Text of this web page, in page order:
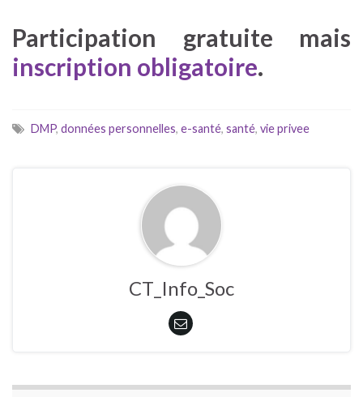
Participation gratuite mais
inscription obligatoire.
DMP, données personnelles, e-santé, santé, vie privee
CT_Info_Soc